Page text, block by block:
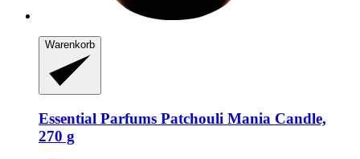
Warenkorb
Essential Parfums Patchouli Mania Candle,
270 g